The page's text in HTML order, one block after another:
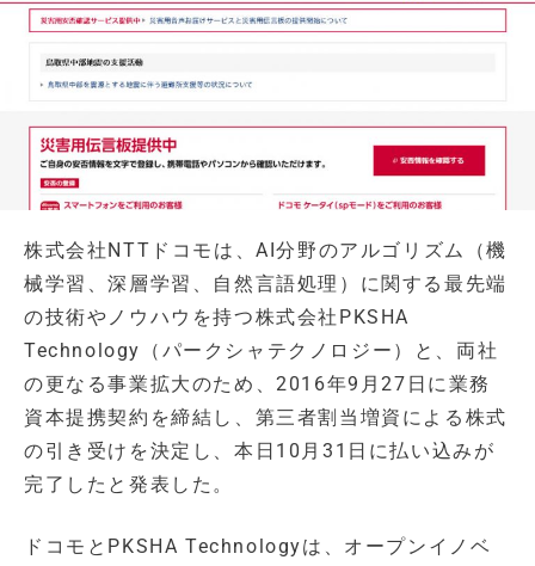
株式会社NTTドコモは、AI分野のアルゴリズム（機
械学習、深層学習、自然言語処理）に関する最先端
の技術やノウハウを持つ株式会社PKSHA
Technology（パークシャテクノロジー）と、両社
の更なる事業拡大のため、2016年9月27日に業務
資本提携契約を締結し、第三者割当増資による株式
の引き受けを決定し、本日10月31日に払い込みが
完了したと発表した。
ドコモとPKSHA Technologyは、オープンイノベ